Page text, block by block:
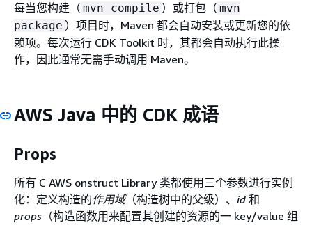
每当您构建（ mvn compile ）或打包（ mvn
package ）项目时，Maven 都会自动安装或更新您的依
赖项。每次运行 CDK Toolkit 时，其都会自动执行此操
作，因此通常无需手动调用 Maven。
AWS Java 中的 CDK 成语
Props
所有 C AWS onstruct Library 类都使用三个参数进行实例
化：定义构造的作用域（构造树中的父级）、 id 和
props （构造函数用来配置其创建的资源的一 key/value 组